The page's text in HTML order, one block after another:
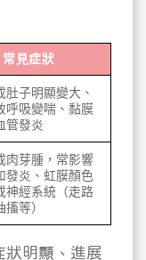
常見症狀
肚子明顯變大、
呼吸變喘、黏膜
管發炎
肉芽腫，常影響
發炎、虹膜顏色
神經系統（走路
等）
狀明顯、進展